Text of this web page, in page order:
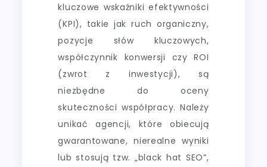
kluczowe wskaźniki efektywności
(KPI), takie jak ruch organiczny,
pozycje słów kluczowych,
współczynnik konwersji czy ROI
(zwrot z inwestycji), są
niezbędne do oceny
skuteczności współpracy. Należy
unikać agencji, które obiecują
gwarantowane, nierealne wyniki
lub stosują tzw. „black hat SEO”,